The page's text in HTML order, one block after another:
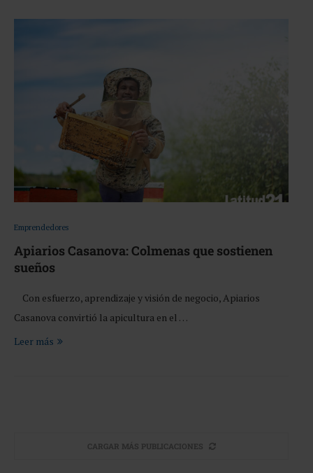
Emprendedores
Apiarios Casanova: Colmenas que sostienen
sueños
Con esfuerzo, aprendizaje y visión de negocio, Apiarios
Casanova convirtió la apicultura en el …
Leer más
CARGAR MÁS PUBLICACIONES